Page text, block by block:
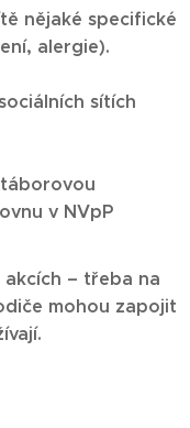
nějaké specifické
alergie).
sítích
v NVpP
akcích – třeba na
mohou zapojit